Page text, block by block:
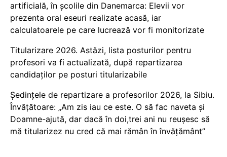
artificială, în școlile din Danemarca: Elevii vor
prezenta oral eseuri realizate acasă, iar
calculatoarele pe care lucrează vor fi monitorizate
Titularizare 2026. Astăzi, lista posturilor pentru
profesori va fi actualizată, după repartizarea
candidaților pe posturi titularizabile
Ședințele de repartizare a profesorilor 2026, la Sibiu.
Învățătoare: „Am zis iau ce este. O să fac naveta și
Doamne-ajută, dar dacă în doi,trei ani nu reușesc să
mă titularizez nu cred că mai rămân în învățământ”